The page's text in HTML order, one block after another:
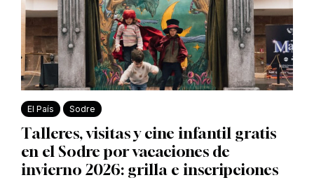
El País Sodre
Talleres, visitas y cine infantil gratis
en el Sodre por vacaciones de
invierno 2026: grilla e inscripciones